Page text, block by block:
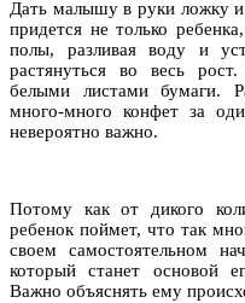
Дать малышу в руки ложку и
придется не только
полы, разливая воду и
растянуться во весь
белыми листами бумаги.
много-много конфет за
невероятно важно.
Потому как от дикого
ребенок поймет, что так
своем самостоятельном
который станет основой
Важно объяснять ему